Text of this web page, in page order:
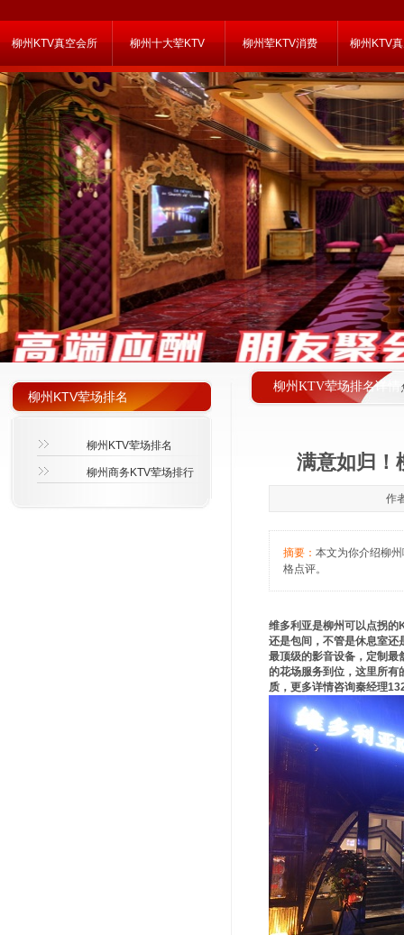
柳州KTV真空会所 柳州十大荤KTV 柳州荤KTV消费 柳州KTV
柳州KTV荤场排名详情
柳州KTV荤场排名
柳州KTV荤场排名
柳州商务KTV荤场排行 满意如归！
作
摘要： 本文为你介绍柳
格点评。
维多利亚是柳州可以点拐的
还是包间，不管是休息室还
最顶级的影音设备，定制最
的花场服务到位，这里所有
质，更多详情咨询秦经理